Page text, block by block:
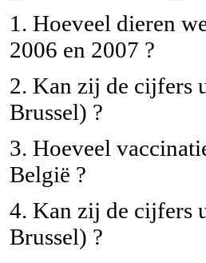
1. Hoeveel dieren
2006 en 2007 ?
2. Kan zij de cijfers
Brussel) ?
3. Hoeveel
België ?
4. Kan zij de cijfers
Brussel) ?